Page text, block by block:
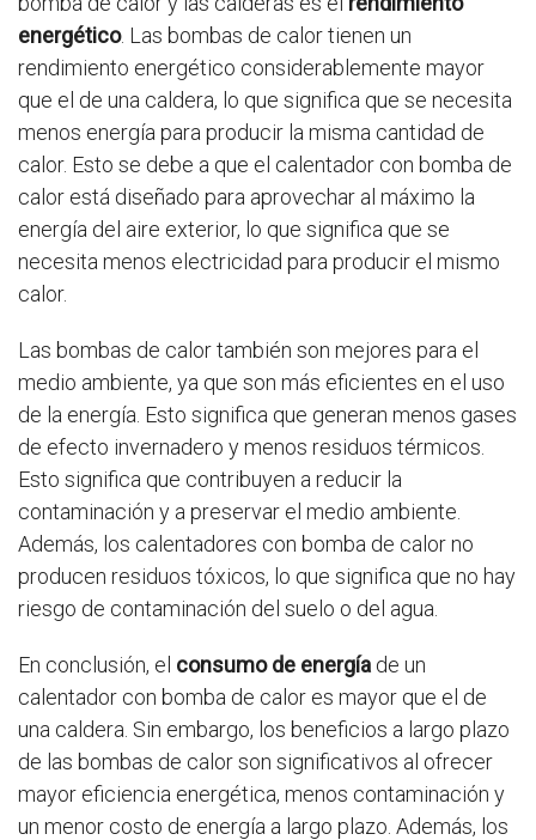
energético. Las bombas de calor tienen un
rendimiento energético considerablemente mayor
que el de una caldera, lo que significa que se necesita
menos energía para producir la misma cantidad de
calor. Esto se debe a que el calentador con bomba de
calor está diseñado para aprovechar al máximo la
energía del aire exterior, lo que significa que se
necesita menos electricidad para producir el mismo
calor.
Las bombas de calor también son mejores para el
medio ambiente, ya que son más eficientes en el uso
de la energía. Esto significa que generan menos gases
de efecto invernadero y menos residuos térmicos.
Esto significa que contribuyen a reducir la
contaminación y a preservar el medio ambiente.
Además, los calentadores con bomba de calor no
producen residuos tóxicos, lo que significa que no hay
riesgo de contaminación del suelo o del agua.
En conclusión, el consumo de energía de un
calentador con bomba de calor es mayor que el de
una caldera. Sin embargo, los beneficios a largo plazo
de las bombas de calor son significativos al ofrecer
mayor eficiencia energética, menos contaminación y
un menor costo de energía a largo plazo. Además, los